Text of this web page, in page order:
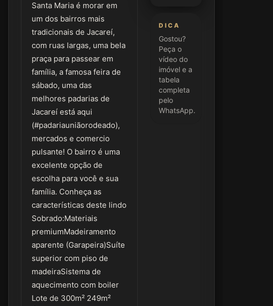
Santa Maria é morar em
um dos bairros mais
tradicionais de Jacareí,
com ruas largas, uma bela
praça para passear em
família, a famosa feira de
sábado, uma das
melhores padarias de
Jacareí está aqui
(#padariauniãorodeado),
mercados e comercio
pulsante! O bairro é uma
excelente opção de
escolha para você e sua
família. Conheça as
características deste lindo
Sobrado:Materiais
premiumMadeiramento
aparente (Garapeira)Suíte
superior com piso de
madeiraSistema de
aquecimento com boiler
Lote de 300m² 249m²
DICA
Gostou?
Peça o
vídeo do
imóvel e a
tabela
completa
pelo
WhatsApp.